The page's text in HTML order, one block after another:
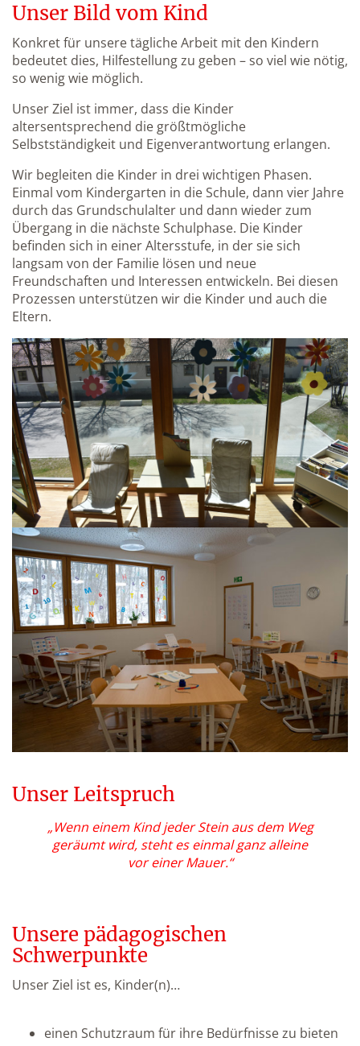
Unser Bild vom Kind
Konkret für unsere tägliche Arbeit mit den Kindern
bedeutet dies, Hilfestellung zu geben – so viel wie nötig,
so wenig wie möglich.
Unser Ziel ist immer, dass die Kinder
altersentsprechend die größtmögliche
Selbstständigkeit und Eigenverantwortung erlangen.
Wir begleiten die Kinder in drei wichtigen Phasen.
Einmal vom Kindergarten in die Schule, dann vier Jahre
durch das Grundschulalter und dann wieder zum
Übergang in die nächste Schulphase. Die Kinder
befinden sich in einer Altersstufe, in der sie sich
langsam von der Familie lösen und neue
Freundschaften und Interessen entwickeln. Bei diesen
Prozessen unterstützen wir die Kinder und auch die
Eltern.
Unser Leitspruch
„Wenn einem Kind jeder Stein aus dem Weg
geräumt wird, steht es einmal ganz alleine
vor einer Mauer.“
Unsere pädagogischen
Schwerpunkte
Unser Ziel ist es, Kinder(n)…
einen Schutzraum für ihre Bedürfnisse zu bieten